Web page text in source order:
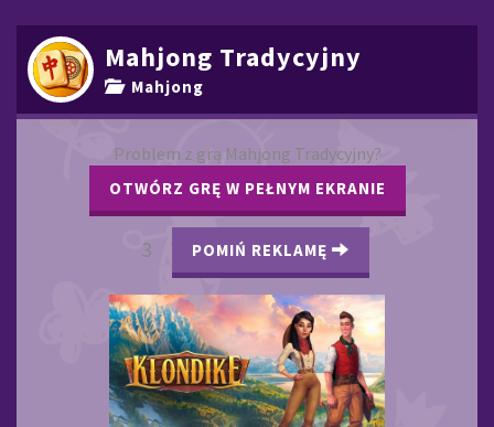
Mahjong Tradycyjny
Mahjong
Problem z grą Mahjong Tradycyjny?
OTWÓRZ GRĘ W PEŁNYM EKRANIE
2 POMIŃ REKLAMĘ